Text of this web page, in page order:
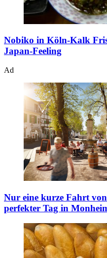
Nobiko in Köln-Kalk
Japan-Feeling
Ad
Nur eine kurze Fahrt
perfekter Tag in